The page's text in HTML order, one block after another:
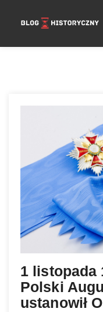
1 listopada
Polski
ustanowił